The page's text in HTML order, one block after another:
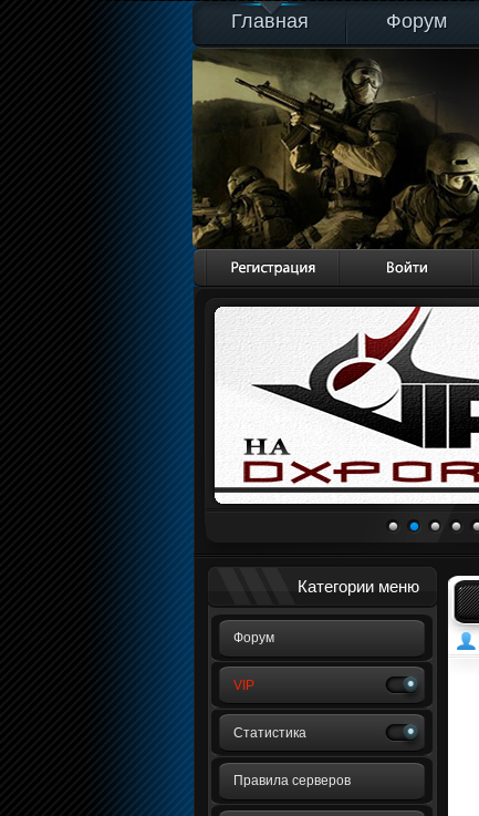
Главная Форум
Категории меню
Форум
VIP
Статистика
Правила серверов